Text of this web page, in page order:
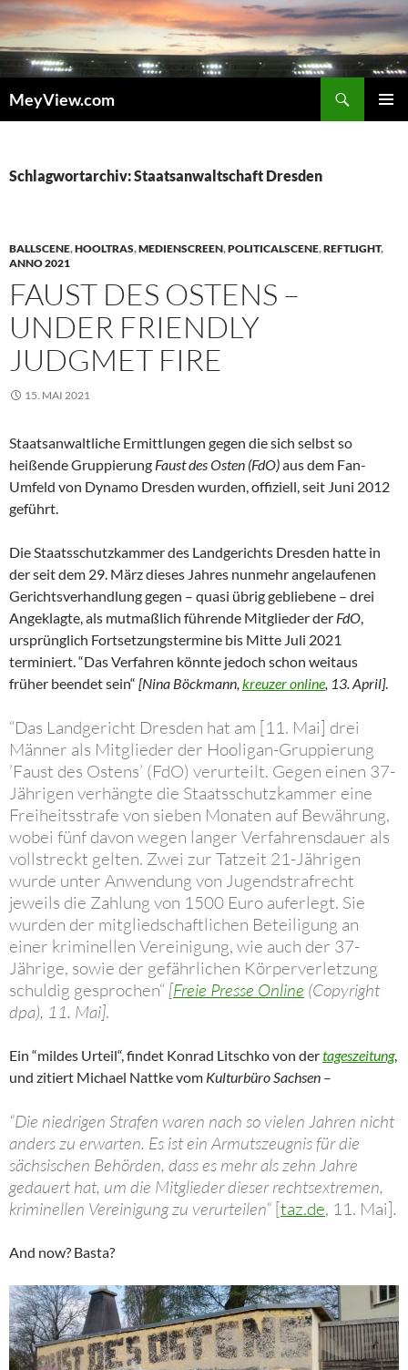
Zum
Inhalt
springen
MeyView.com
Schlagwortarchiv: Staatsanwaltschaft Dresden
BALLSCENE,HOOLTRAS,MEDIENSCREEN,POLITICALSCENE,REFTLIGHT,
ANNO 2021
FAUST DES OSTENS –
UNDER FRIENDLY
JUDGMET FIRE
15. MAI 2021
Staatsanwaltliche Ermittlungen gegen die sich selbst so
heißende Gruppierung Faust des Osten (FdO)aus dem Fan-
Umfeld von Dynamo Dresden wurden, offiziell, seit Juni 2012
geführt.
Die Staatsschutzkammer des Landgerichts Dresden hatte in
der seit dem 29. März dieses Jahres nunmehr angelaufenen
Gerichtsverhandlung gegen – quasi übrig gebliebene – drei
Angeklagte, als mutmaßlich führende Mitglieder der FdO,
ursprünglich Fortsetzungstermine bis Mitte Juli 2021
terminiert. “Das Verfahren könnte jedoch schon weitaus
früher beendet sein“ [Nina Böckmann, kreuzer online, 13. April].
“Das Landgericht Dresden hat am [11. Mai] drei
Männer als Mitglieder der Hooligan-Gruppierung
’Faust des Ostens’ (FdO) verurteilt. Gegen einen 37-
Jährigen verhängte die Staatsschutzkammer eine
Freiheitsstrafe von sieben Monaten auf Bewährung,
wobei fünf davon wegen langer Verfahrensdauer als
vollstreckt gelten. Zwei zur Tatzeit 21-Jährigen
wurde unter Anwendung von Jugendstrafrecht
jeweils die Zahlung von 1500 Euro auferlegt. Sie
wurden der mitgliedschaftlichen Beteiligung an
einer kriminellen Vereinigung, wie auch der 37-
Jährige, sowie der gefährlichen Körperverletzung
schuldig gesprochen“ [Freie Presse Online (Copyright
dpa), 11. Mai].
Ein “mildes Urteil“, findet Konrad Litschko von dertageszeitung,
und zitiert Michael Nattke vom Kulturbüro Sachsen –
“Die niedrigen Strafen waren nach so vielen Jahren nicht
anders zu erwarten. Es ist ein Armutszeugnis für die
sächsischen Behörden, dass es mehr als zehn Jahre
gedauert hat, um die Mitglieder dieser rechtsextremen,
kriminellen Vereinigung zu verurteilen“ [taz.de, 11. Mai].
And now? Basta?